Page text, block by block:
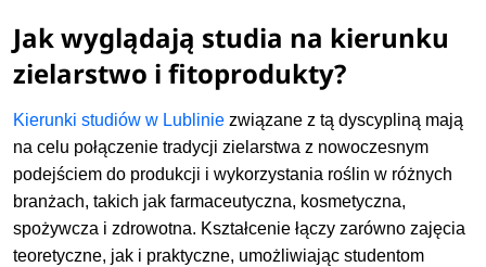
Jak wyglądają studia na kierunku
zielarstwo i fitoprodukty?
Kierunki studiów w Lublinie związane z tą dyscypliną mają
na celu połączenie tradycji zielarstwa z nowoczesnym
podejściem do produkcji i wykorzystania roślin w różnych
branżach, takich jak farmaceutyczna, kosmetyczna,
spożywcza i zdrowotna. Kształcenie łączy zarówno zajęcia
teoretyczne, jak i praktyczne, umożliwiając studentom